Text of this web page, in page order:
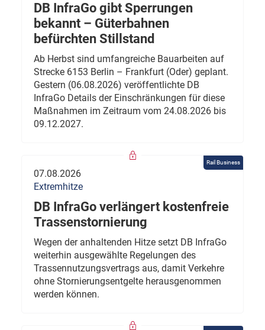
DB InfraGo gibt Sperrungen
bekannt – Güterbahnen
befürchten Stillstand
Ab Herbst sind umfangreiche Bauarbeiten auf
Strecke 6153 Berlin – Frankfurt (Oder) geplant.
Gestern (06.08.2026) veröffentlichte DB
InfraGo Details der Einschränkungen für diese
Maßnahmen im Zeitraum vom 24.08.2026 bis
09.12.2027.
Rail Business
07.08.2026
Extremhitze
DB InfraGo verlängert kostenfreie
Trassenstornierung
Wegen der anhaltenden Hitze setzt DB InfraGo
weiterhin ausgewählte Regelungen des
Trassennutzungsvertrags aus, damit Verkehre
ohne Stornierungsentgelte herausgenommen
werden können.